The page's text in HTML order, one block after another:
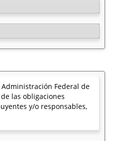
Administración Federal de
las obligaciones
y/o responsables,